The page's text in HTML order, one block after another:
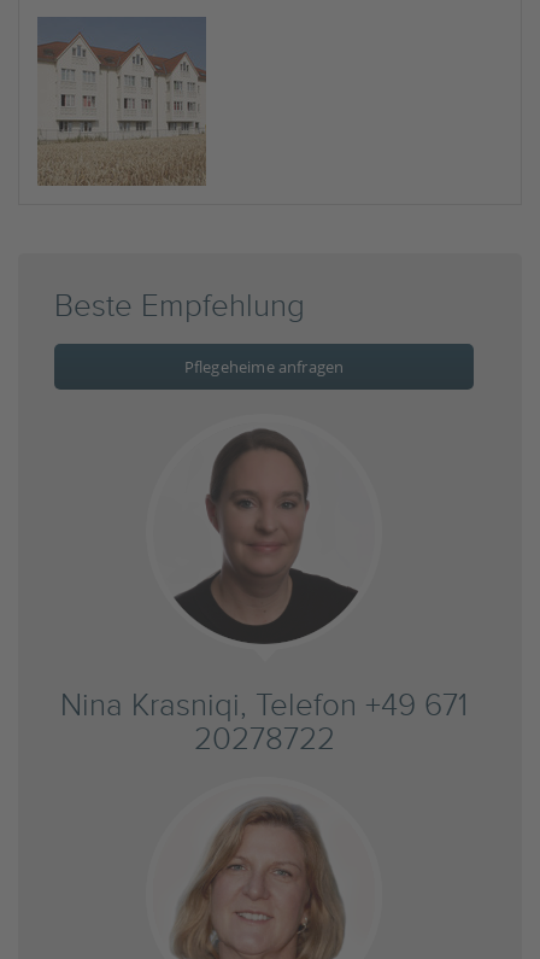
Beste Empfehlung
Pflegeheime anfragen
Nina Krasniqi, Telefon +49 671
20278722